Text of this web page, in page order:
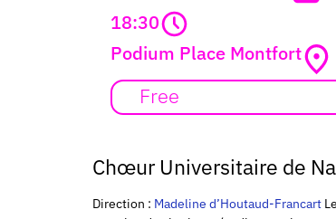
18:30
Podium Place Montfort
Free
Chœur Universitaire de
Direction : Madeline d’Houtaud-Francart